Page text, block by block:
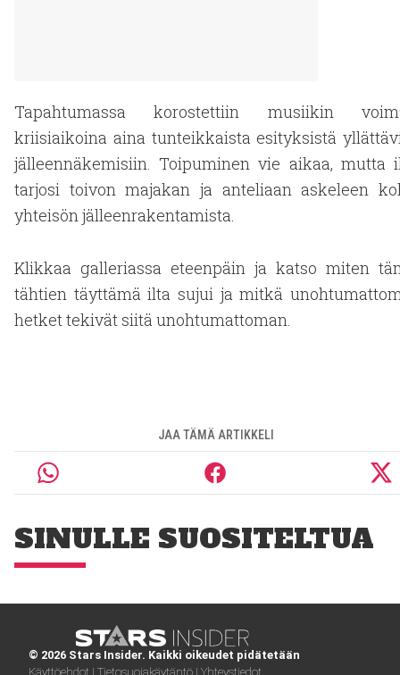
Tapahtumassa korostettiin musiikin
kriisiaikoina aina tunteikkaista esityksistä
jälleennäkemisiin. Toipuminen vie aikaa, mutta
tarjosi toivon majakan ja anteliaan askeleen
yhteisön jälleenrakentamista.
Klikkaa galleriassa eteenpäin ja katso miten
tähtien täyttämä ilta sujui ja mitkä
hetket tekivät siitä unohtumattoman.
JAA TÄMÄ ARTIKKELI
SINULLE SUOSITELTUA
© 2026 Stars Insider. Kaikki oikeudet pidätetään
Käyttöehdot | Tietosuojakäytäntö | Yhteystiedot